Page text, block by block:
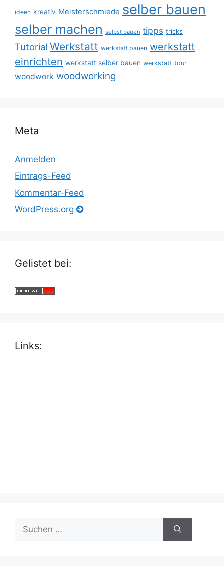
ideen kreativ Meisterschmiede selber bauen
selber machen selbst bauen tipps tricks
Tutorial Werkstatt werkstatt bauen werkstatt
einrichten werkstatt selber bauen werkstatt tour
woodwork woodworking
Meta
Anmelden
Eintrags-Feed
Kommentar-Feed
WordPress.org
Gelistet bei:
Links:
nach: